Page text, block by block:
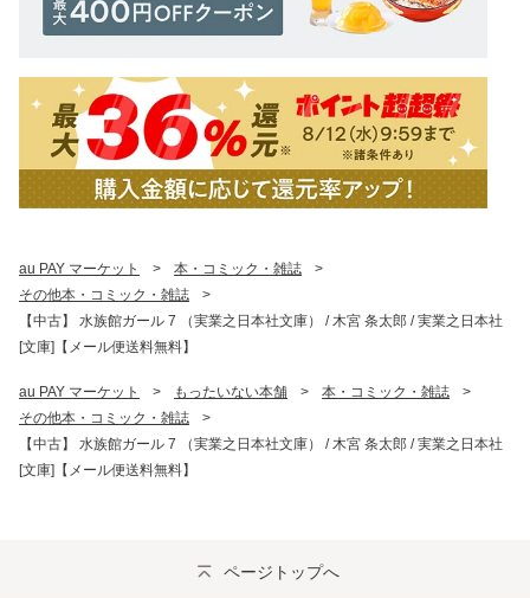
au PAY マーケット > 本・コミック・雑誌
>
その他本・コミック・雑誌
>
【中古】 水族館ガール 7 （実業之日本社文庫） / 木宮 条太郎 / 実業之日本社
[文庫]【メール便送料無料】
au PAY マーケット > もったいない本舗 > 本・コミック・雑誌
>
その他本・コミック・雑誌
>
【中古】 水族館ガール 7 （実業之日本社文庫） / 木宮 条太郎 / 実業之日本社
[文庫]【メール便送料無料】
ページトップへ